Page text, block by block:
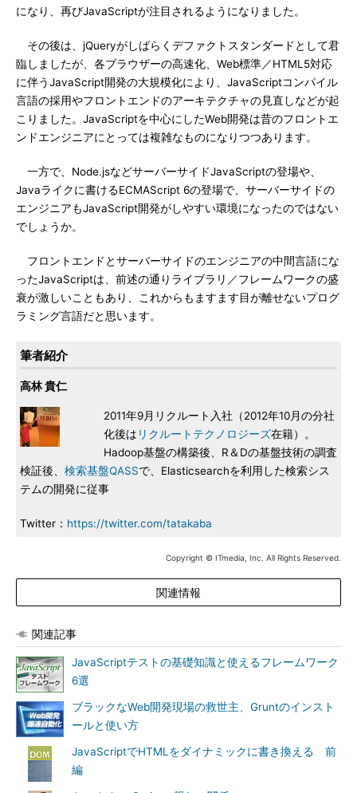
になり、再びJavaScriptが注目されるようになりました。
その後は、jQueryがしばらくデファクトスタンダードとして君
臨しましたが、各ブラウザーの高速化、Web標準／HTML5対応
に伴うJavaScript開発の大規模化により、JavaScriptコンパイル
言語の採用やフロントエンドのアーキテクチャの見直しなどが起
こりました。JavaScriptを中心にしたWeb開発は昔のフロントエ
ンドエンジニアにとっては複雑なものになりつつあります。
一方で、Node.jsなどサーバーサイドJavaScriptの登場や、
Javaライクに書けるECMAScript 6の登場で、サーバーサイドの
エンジニアもJavaScript開発がしやすい環境になったのではない
でしょうか。
フロントエンドとサーバーサイドのエンジニアの中間言語にな
ったJavaScriptは、前述の通りライブラリ／フレームワークの盛
衰が激しいこともあり、これからもますます目が離せないプログ
ラミング言語だと思います。
筆者紹介
高林 貴仁
2011年9月リクルート入社（2012年10月の分社
化後は リクルートテクノロジーズ在籍）。
Hadoop基盤の構築後、R＆Dの基盤技術の調査
検証後、 検索基盤QASSで、Elasticsearchを利用した検索シス
テムの開発に従事
Twitter： https://twitter.com/tatakaba
Copyright © ITmedia, Inc. All Rights Reserved.
関連情報
関連記事
JavaScriptテストの基礎知識と使えるフレームワーク
6選
ブラックなWeb開発現場の救世主、Gruntのインスト
ールと使い方
JavaScriptでHTMLをダイナミックに書き換える 前
編